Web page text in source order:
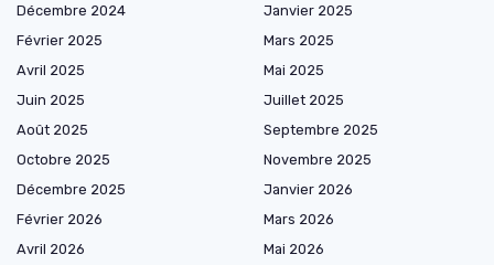
Décembre 2024
Janvier 2025
Février 2025
Mars 2025
Avril 2025
Mai 2025
Juin 2025
Juillet 2025
Août 2025
Septembre 2025
Octobre 2025
Novembre 2025
Décembre 2025
Janvier 2026
Février 2026
Mars 2026
Avril 2026
Mai 2026